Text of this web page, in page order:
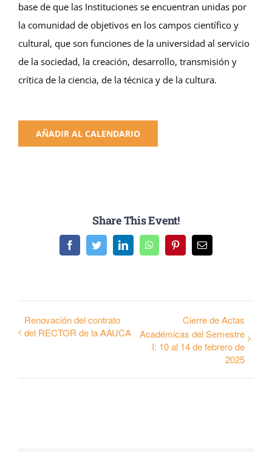
base de que las Instituciones se encuentran unidas por
la comunidad de objetivos en los campos científico y
cultural, que son funciones de la universidad al servicio
de la sociedad, la creación, desarrollo, transmisión y
crítica de la ciencia, de la técnica y de la cultura.
AÑADIR AL CALENDARIO
Share This Event!
FacebookTwitterLinkedInWhatsAppPinterestEmail
Renovación del contrato
del RECTOR de la AAUCA
Cierre de Actas
Académicas del Semestre
I: 10 al 14 de febrero de
2025